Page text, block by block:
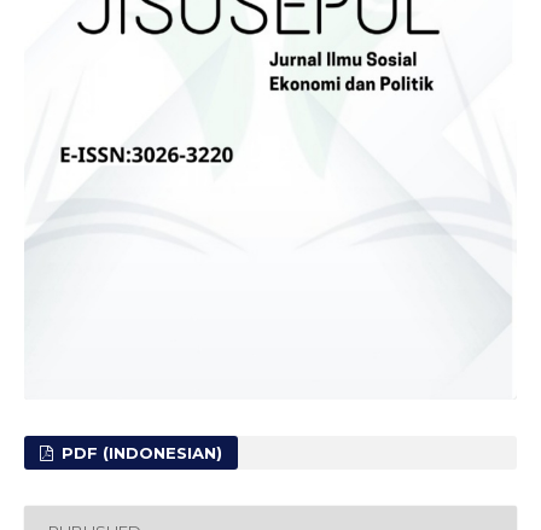
PDF (INDONESIAN)